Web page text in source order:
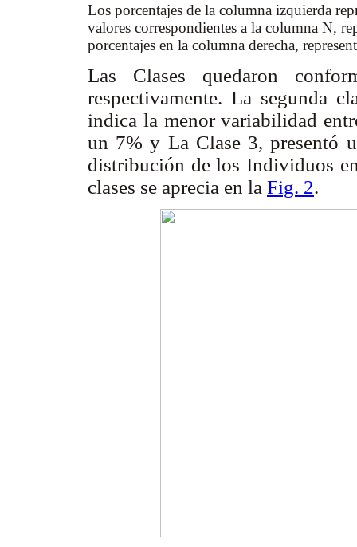
Los porcentajes de la columna izquierda
valores correspondientes a la columna N,
porcentajes en la columna derecha,
Las Clases quedaron
respectivamente. La segunda
indica la menor variabilidad
un 7% y La Clase 3, presentó
distribución de los Individuos
clases se aprecia en la Fig. 2.